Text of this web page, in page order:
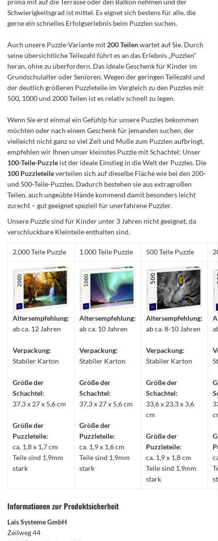
prima mit auf die Terrasse oder den Balkon nehmen und der
Schwierigkeitsgrad ist mittel. Es eignet sich bestens für alle, die
gerne ein schnelles Erfolgserlebnis beim Puzzlen suchen.
Auch unsere Puzzle-Variante mit 200 Teilenwartet auf Sie. Durch
seine übersichtliche Teilezahl führt es an das Erlebnis „Puzzlen“
heran, ohne zu überfordern. Das ideale Geschenk für Kinder im
Grundschulalter oder Senioren. Wegen der geringen Teilezahl und
der deutlich größeren Puzzleteile im Vergleich zu den Puzzles mit
500, 1000 und 2000 Teilen ist es relativ schnell zu legen.
Wenn Sie erst einmal ein Gefühlp für unsere Puzzles bekommen
möchten oder nach einem Geschenk für jemanden suchen, der
vielleicht nicht ganz so viel Zeit und Muße zum Puzzlen aufbringt,
empfehlen wir Ihnen unser kleinstes Puzzle mit Schachtel: Unser
100-Teile-Puzzle ist der ideale Einstieg in die Welt der Puzzles. Die
100 Puzzleteileverteilen sich auf dieselbe Fläche wie bei den 200-
und 500-Teile-Puzzles. Dadurch bestehen sie aus extragroßen
Teilen, auch ungeübte Hände kommend damit besonders leicht
zurecht – gut geeignet speziell für unerfahrene Puzzler.
Unsere Puzzle sind für Kinder unter 3 Jahren nicht geeignet, da
verschluckbare Kleinteile enthalten sind.
2.000 Teile Puzzle 1.000 Teile Puzzle 500 Teile Puzzle
Altersempfehlung:
ab ca. 12 Jahren
Verpackung:
Stabiler Karton
Größe der
Schachtel:
37,3 x 27 x 5,6 cm
Größe der
Puzzleteile:
ca. 1,8 x 1,7 cm
Teile sind 1,9mm
stark
Altersempfehlung:
ab ca. 10 Jahren
Verpackung:
Stabiler Karton
Größe der
Schachtel:
37,3 x 27 x 5,6 cm
Größe der
Puzzleteile:
ca. 1,9 x 1,6 cm
Teile sind 1,9mm
stark
Altersempfehlung:
ab ca. 8-10 Jahren
Verpackung:
Stabiler Karton
Größe der
Schachtel:
33,6 x 23,3 x 3,6
cm
Größe der
Puzzleteile:
ca. 1,9 x 1,8 cm
Teile sind 1,9mm
stark
Informationen zur Produktsicherheit
Lais Systeme GmbH
Zeilweg 44